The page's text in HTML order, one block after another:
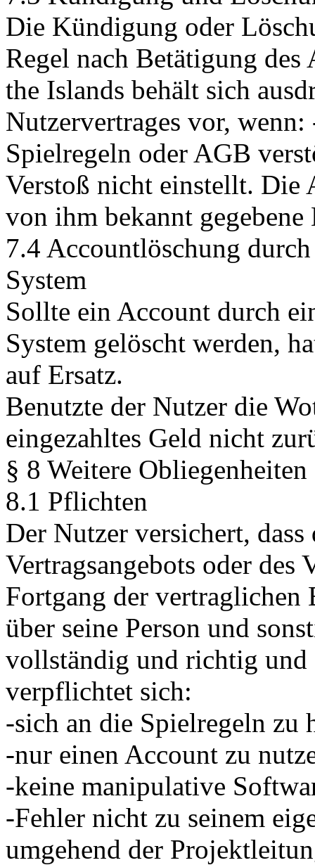
Die Kündigung oder
Regel nach Betätigung
the Islands behält sich
Nutzervertrages vor,
Spielregeln oder AGB
Verstoß nicht einstellt. Die
von ihm bekannt
7.4 Accountlöschung
System
Sollte ein Account durch
System gelöscht werden,
auf Ersatz.
Benutzte der Nutzer die
eingezahltes Geld nicht
§ 8 Weitere Obliegenheiten
8.1 Pflichten
Der Nutzer versichert,
Vertragsangebots oder des
Fortgang der vertraglichen
über seine Person und
vollständig und richtig
verpflichtet sich:
-sich an die Spielregeln zu
-nur einen Account zu
-keine manipulative
-Fehler nicht zu seinem
umgehend der